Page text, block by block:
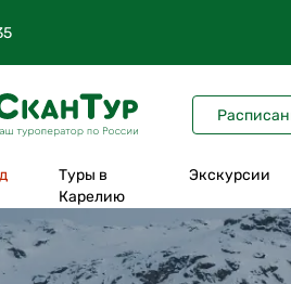
Туры в
Карелию
Все туры в Карелию
Экскурсии